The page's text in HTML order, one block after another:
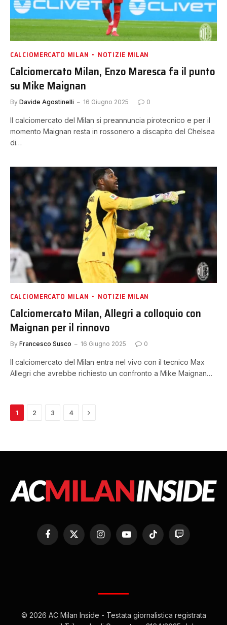
CALCIOMERCATO MILAN NOTIZIE MILAN
Calciomercato Milan, Enzo Maresca fa il punto
su Mike Maignan
By Davide Agostinelli 16 Giugno 2025 0
Il calciomercato del Milan si preannuncia pirotecnico e per il
momento Maignan resta in rossonero a discapito del Chelsea
di…
CALCIOMERCATO MILAN NOTIZIE MILAN
Calciomercato Milan, Allegri a colloquio con
Maignan per il rinnovo
By Francesco Susco 16 Giugno 2025 0
Il calciomercato del Milan entra nel vivo con il tecnico Max
Allegri che avrebbe richiesto un confronto a Mike Maignan…
1 2 3 4 Next
Facebook
X
InstagramYouTubeTikTok Twitch
© 2026 AC Milan Inside - Testata giornalistica registrata